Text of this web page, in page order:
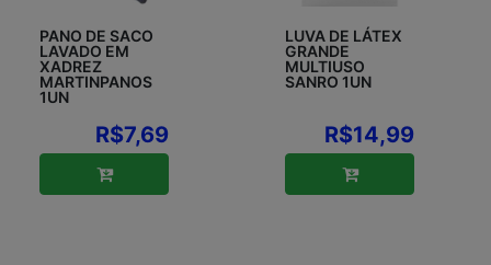
PANO DE SACO
LAVADO EM
XADREZ
MARTINPANOS
1UN
R$7,69
LUVA DE LÁTEX
GRANDE
MULTIUSO
SANRO 1UN
R$14,99